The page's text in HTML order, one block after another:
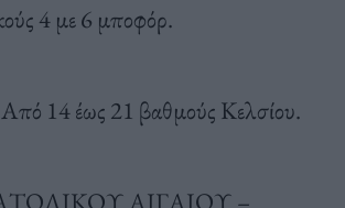
4 με 6 μποφόρ.
14 έως 21 βαθμούς Κελσίου.
ΑΙΓΑΙΟΥ –